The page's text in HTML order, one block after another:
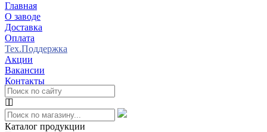
Главная
О заводе
Доставка
Оплата
Тех.Поддержка
Акции
Вакансии
Контакты
Каталог продукции